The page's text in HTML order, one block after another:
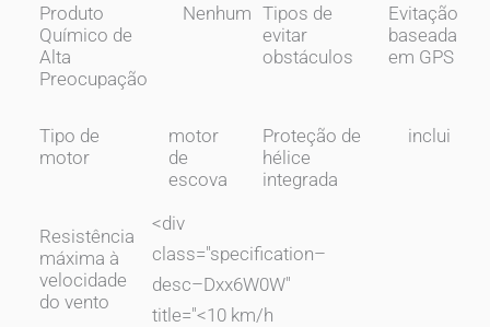
Produto
Químico de
Alta
Preocupação
Nenhum Tipos de
evitar
obstáculos
Evitação
baseada
em GPS
Tipo de
motor
motor
de
escova
Proteção de
hélice
integrada
inclui
Resistência
máxima à
velocidade
do vento
<div
class="specification–
desc–Dxx6W0W"
title="<10 km/h